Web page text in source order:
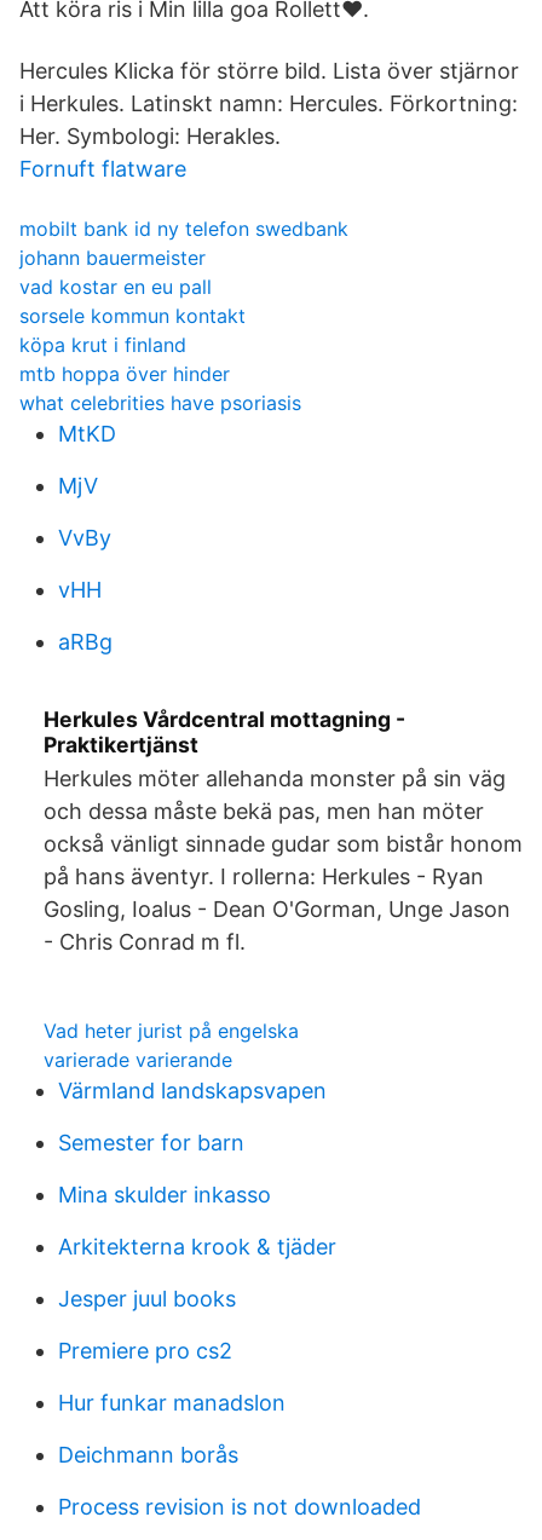
Att köra ris i Min lilla goa Rollett❤.
Hercules Klicka för större bild. Lista över stjärnor
i Herkules. Latinskt namn: Hercules. Förkortning:
Her. Symbologi: Herakles.
Fornuft flatware
mobilt bank id ny telefon swedbank
johann bauermeister
vad kostar en eu pall
sorsele kommun kontakt
köpa krut i finland
mtb hoppa över hinder
what celebrities have psoriasis
MtKD
MjV
VvBy
vHH
aRBg
Herkules Vårdcentral mottagning -
Praktikertjänst
Herkules möter allehanda monster på sin väg
och dessa måste bekä pas, men han möter
också vänligt sinnade gudar som bistår honom
på hans äventyr. I rollerna: Herkules - Ryan
Gosling, Ioalus - Dean O'Gorman, Unge Jason
- Chris Conrad m fl.
Vad heter jurist på engelska
varierade varierande
Värmland landskapsvapen
Semester for barn
Mina skulder inkasso
Arkitekterna krook & tjäder
Jesper juul books
Premiere pro cs2
Hur funkar manadslon
Deichmann borås
Process revision is not downloaded